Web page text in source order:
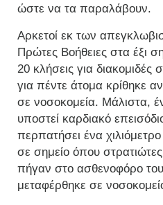
ώστε να τα παραλάβουν.
Αρκετοί εκ των
Πρώτες Βοήθειες στα έξι
20 κλήσεις για
για πέντε άτομα κρίθηκε
σε νοσοκομεία. Μάλιστα,
υποστεί καρδιακό
περπατήσει ένα
σε σημείο όπου
πήγαν στο ασθενοφόρο
μεταφέρθηκε σε